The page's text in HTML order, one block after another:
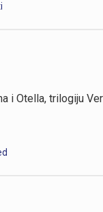
i Otella, trilogiju